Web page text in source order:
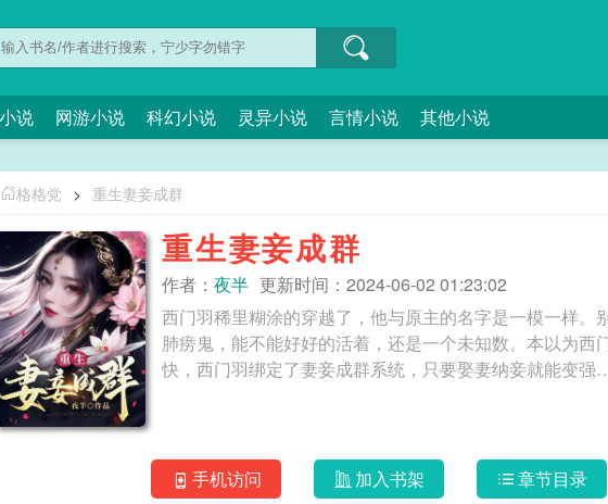
说 网游小说 科幻小说 灵异小说 言情小说 其他小说
格格党 > 重生妻妾成群
重生妻妾成群
作者： 夜半 更新时间：2024-06-02 01:23:02
西门羽稀里糊涂的穿越了，他与原主的名字是一模一样。
肺痨鬼，能不能好好的活着，还是一个未知数。本以为
手机访问 加入书架 章节目录